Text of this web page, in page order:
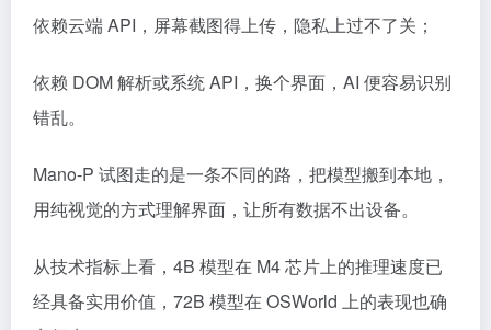
依赖云端 API，屏幕截图得上传，隐私上过不了关；
依赖 DOM 解析或系统 API，换个界面，AI 便容易识别
错乱。
Mano-P 试图走的是一条不同的路，把模型搬到本地，
用纯视觉的方式理解界面，让所有数据不出设备。
从技术指标上看，4B 模型在 M4 芯片上的推理速度已
经具备实用价值，72B 模型在 OSWorld 上的表现也确